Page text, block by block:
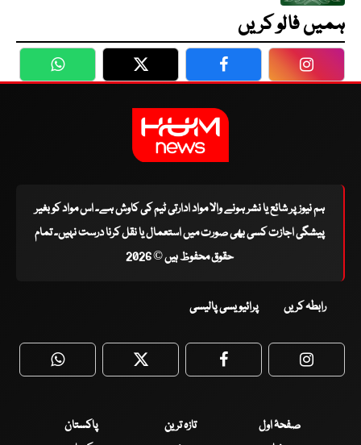
ہمیں فالو کریں
WhatsApp Twitter Facebook
ہم نیوز پر شائع یا نشر ہونے والا مواد ادارتی ٹیم کی کاوش ہے۔ اس مواد کو بغیر
پیشگی اجازت کسی بھی صورت میں استعمال یا نقل کرنا درست نہیں۔ تمام
حقوق محفوظ ہیں © 2026
رابطہ کریں پرائیویسی پالیسی
WhatsApp Twitter Facebook
صفحۂ اول تازہ ترین
پاکستان